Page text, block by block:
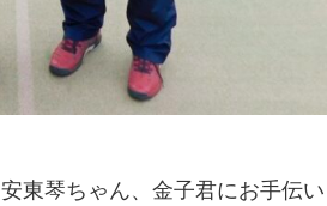
東琴ちゃん、金子君にお手伝い